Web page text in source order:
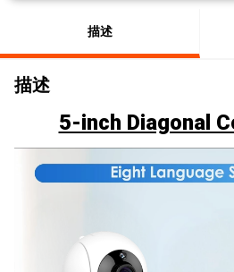
描述
描述
5-inch Diagonal